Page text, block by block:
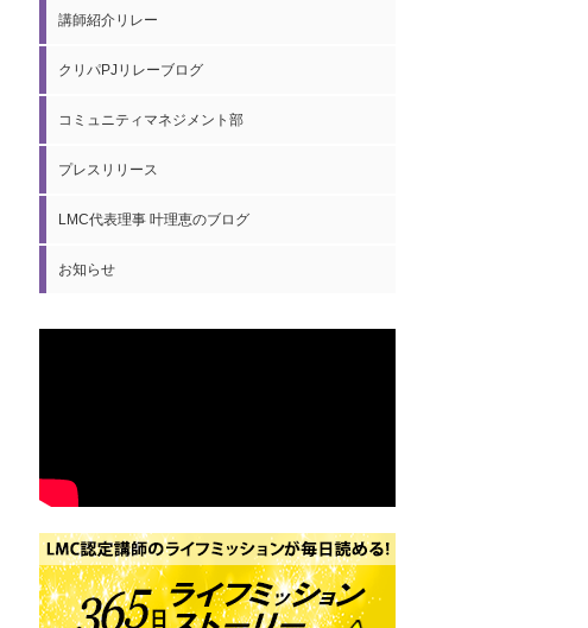
講師紹介リレー
クリパPJリレーブログ
コミュニティマネジメント部
プレスリリース
LMC代表理事 叶理恵のブログ
お知らせ